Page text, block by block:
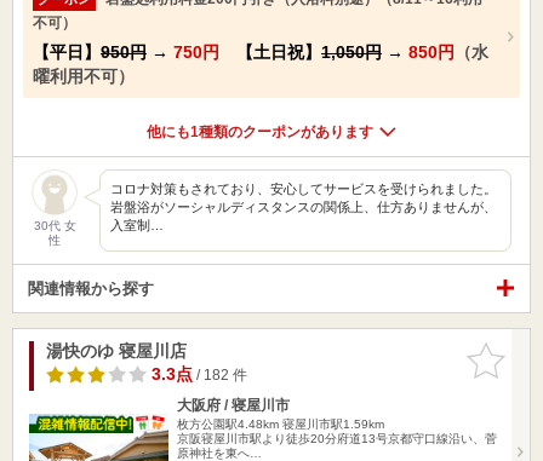
不可）
【平日】 950円 → 750円 【土日祝】 1,050円 → 850円
（水
曜利用不可）
他にも1種類のクーポンがあります
30代 女
性
コロナ対策もされており、安心してサービスを受けられました。
岩盤浴がソーシャルディスタンスの関係上、仕方ありませんが、
入室制…
関連情報から探す
お気に入
りに追加
湯快のゆ 寝屋川店
3.3点/ 182 件
大阪府 / 寝屋川市
枚方公園駅4.48km 寝屋川市駅1.59km
京阪寝屋川市駅より徒歩20分府道13号京都守口線沿い、菅
原神社を東へ…